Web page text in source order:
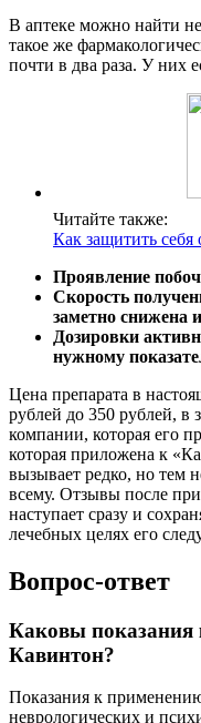
В аптеке можно найти
такое же
почти в два раза. У них
Читайте также:
Как защитить себя
Проявление
Скорость
заметно снижена
Дозировки
нужному
Цена препарата в
рублей до 350 рублей, в
компании, которая его
которая приложена к
вызывает редко, но тем
всему. Отзывы после
наступает сразу и
лечебных целях его
Вопрос-ответ
Каковы показания
Кавинтон?
Показания к
неврологических и